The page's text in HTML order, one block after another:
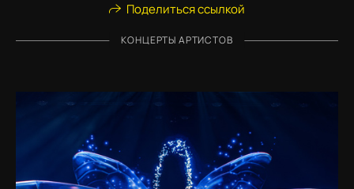
Поделиться ссылкой
КОНЦЕРТЫ АРТИСТОВ